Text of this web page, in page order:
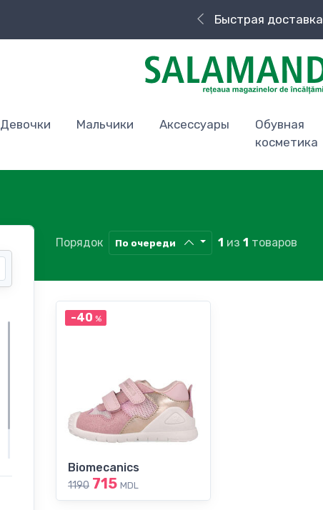
Быстрая доставка
Девочки Мальчики Аксессуары
Обувная
косметика
Порядок По очереди 1 из 1 товаров
-40 %
Biomecanics
1190 715 MDL